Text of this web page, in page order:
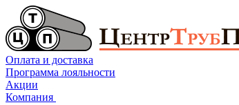
Оплата и доставка
Программа лояльности
Акции
Компания